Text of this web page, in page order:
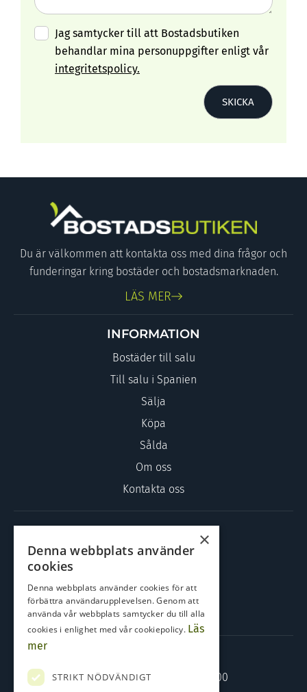
Jag samtycker till att Bostadsbutiken
behandlar mina personuppgifter enligt vår
integritetspolicy.
Du är välkommen att kontakta oss med dina frågor och
funderingar kring bostäder och bostadsmarknaden.
LÄS MER
INFORMATION
Bostäder till salu
Till salu i Spanien
Sälja
Köpa
Sålda
Om oss
Kontakta oss
KONTAKTA OSS
Kilbäcksgatan 17
0522-500 000
info@bostadsbutiken.nu
Måndag – Fredag: 09.00 – 16.00
×
Denna webbplats använder
cookies
Denna webbplats använder cookies för att
förbättra användarupplevelsen. Genom att
använda vår webbplats samtycker du till alla
cookies i enlighet med vår cookiepolicy. Läs
mer
STRIKT NÖDVÄNDIGT